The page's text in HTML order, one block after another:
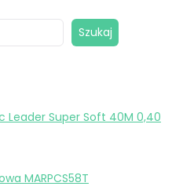
Szukaj
Leader Super Soft 40M 0,40
MARPCS58T